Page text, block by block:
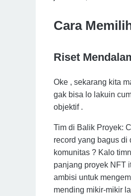
Cara
Riset
Oke , sekarang kita
gak bisa lo lakuin
objektif .
Tim di Balik Proyek:
record yang bagus di
komunitas ? Kalo
panjang proyek NFT
ambisi untuk
mending mikir-mikir